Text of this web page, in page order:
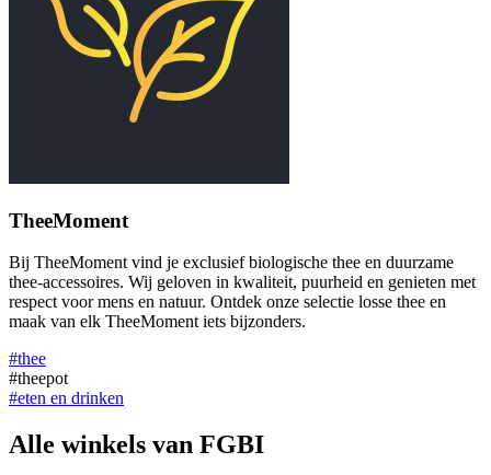
TheeMoment
Bij TheeMoment vind je exclusief biologische thee en duurzame
thee-accessoires. Wij geloven in kwaliteit, puurheid en genieten met
respect voor mens en natuur. Ontdek onze selectie losse thee en
maak van elk TheeMoment iets bijzonders.
#thee
#theepot
#eten en drinken
Alle winkels van FGBI